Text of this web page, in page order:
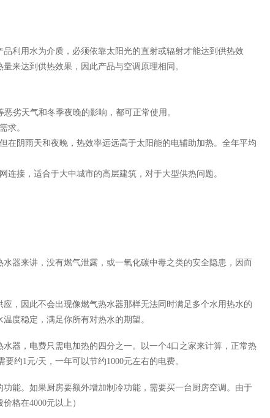
利用水为介质，必须依靠太阳光的直射或辐射才能达到供热效
来达到供热效果，因此产品与空调原理相同。
劣天气和冬季夜晚的影响，都可正常使用。
求。
在阴雨天和夜晚，热效率远远高于太阳能的电辅助加热。全年平均
接，适合于大中城市的高层建筑，对于大型供热问题。
器来讲，没有燃气泄露，或一氧化碳中毒之类的安全隐患，因而
应，因此不会出现像燃气热水器那样无法同时满足多个水用热水的
度稳定，满足你所有对热水的期望。
器，电费只需电加热的四分之一。以一个4口之家来计算，正常热
约1元/天，一年可以节约1000元左右的电费。
能。如果厨房要额外增加制冷功能，需要买一台厨房空调。由于
价格在4000元以上）